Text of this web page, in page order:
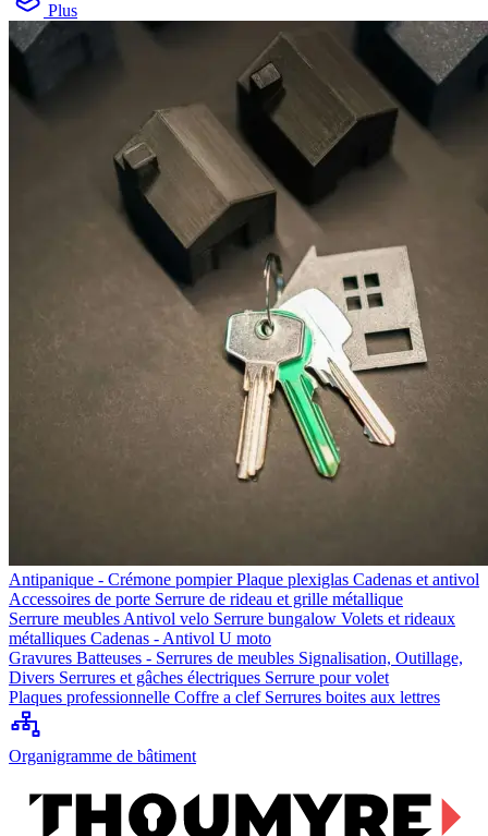
Plus
Antipanique - Crémone pompierPlaque plexiglas Cadenas et antivol
Accessoires de porte Serrure de rideau et grille métallique
Serrure meubles Antivol velo Serrure bungalow Volets et rideaux
métalliques Cadenas - Antivol U moto
Gravures Batteuses - Serrures de meubles Signalisation, Outillage,
Divers Serrures et gâches électriques Serrure pour volet
Plaques professionnelle Coffre a clef Serrures boites aux lettres
Organigramme de bâtiment